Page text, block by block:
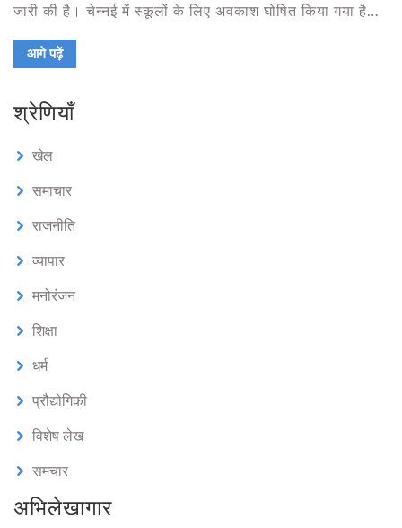
जारी की है। चेन्नई में स्कूलों के लिए अवकाश घोषित किया गया है।
एनडीआरएफ और राज्य टीमों को भेजा है।
आगे पढ़ें
श्रेणियाँ
खेल
समाचार
राजनीति
व्यापार
मनोरंजन
शिक्षा
धर्म
प्रौद्योगिकी
विशेष लेख
समचार
अभिलेखागार